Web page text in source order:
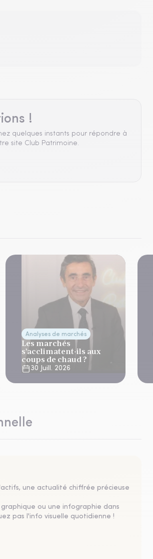
!
quelques instants pour répondre à
site Club Patrimoine.
Analyses de marchés
Les marchés
s’acclimatent-ils aux
coups de chaud ?
30 Juill. 2026
une actualité chiffrée précieuse
ou une infographie dans
pas l'info visuelle quotidienne !